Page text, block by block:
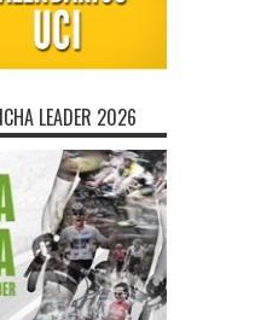
LEADER 2026